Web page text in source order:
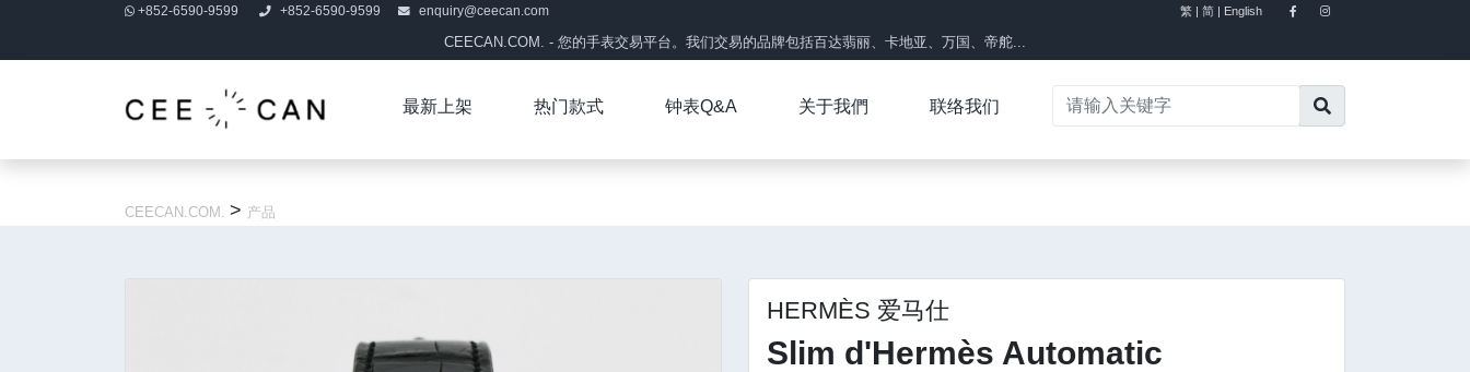
+852-6590-9599 +852-6590-9599 enquiry@ceecan.com 繁 | 简 | English
CEECAN.COM. - 您的手表交易平台。我们交易的品牌包括百达翡丽、卡地亚、万国、帝舵...
最新上架 热门款式 钟表Q&A 关于我們 联络我们
CEECAN.COM. > 产品
HERMÈS 爱马仕
Slim d'Hermès Automatic